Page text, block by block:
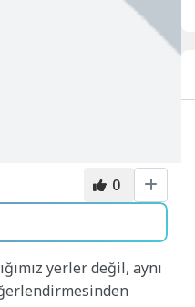
0
yerler değil, aynı